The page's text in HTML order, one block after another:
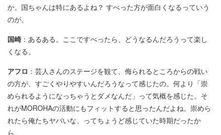
か。国ちゃんは特にあるよね？ すべった方が面白くなるっていう
のが。
国崎 ：あるある。ここですべったら、どうなるんだろうって楽し
くなる。
アフロ ：芸人さんのステージを観て、侮られるところからの戦い
の方が、すごくやりやすいんだろうなって感じたの。何より「崇
められるようになっちゃうとダメなんだ」って気概を感じた。そ
れがMOROHAの活動にもフィットすると思ったんだよね。崇めら
れたら俺たちヤバいな、ってちょうど感じていた時期だったか
ら。